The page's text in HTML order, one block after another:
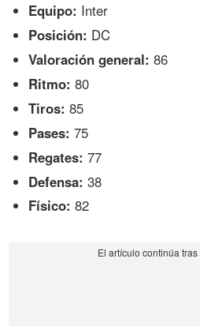
Equipo: Inter
Posición: DC
Valoración general: 86
Ritmo: 80
Tiros: 85
Pases: 75
Regates: 77
Defensa: 38
Físico: 82